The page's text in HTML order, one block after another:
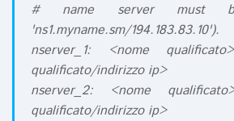
# name server must
'ns1.myname.sm/194.183.83.10').
nserver_1: <nome
qualificato/indirizzo ip>
nserver_2: <nome
qualificato/indirizzo ip>